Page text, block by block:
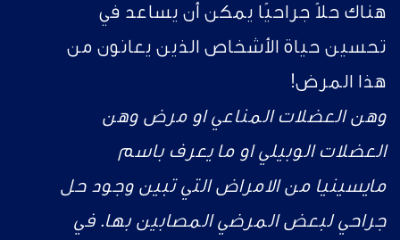
هناك حلاً جراحيًا يمكن أن يساعد في
تحسين حياة الأشخاص الذين يعانون من
هذا المرض!
وهن العضلات المناعي او مرض وهن
العضلات الوبيلي او ما يعرف باسم
مايسينيا من الامراض التي تبين وجود حل
جراحي لبعض المرضي المصابين بها. في